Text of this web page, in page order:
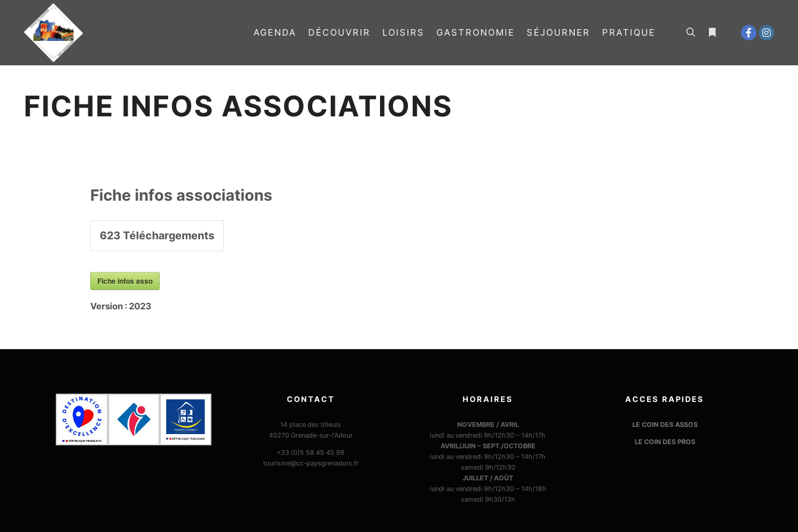
contenu
AGENDA DÉCOUVRIR LOISIRS GASTRONOMIE SÉJOURNER PRATIQUE
FICHE INFOS ASSOCIATIONS
Fiche infos associations
623 Téléchargements
Fiche infos asso
Version : 2023
CONTACT
14 place des tilleuls
40270 Grenade-sur-l’Adour
+33 (0)5 58 45 45 98
tourisme@cc-paysgrenadois.fr
HORAIRES
NOVEMBRE / AVRIL
lundi au vendredi 9h/12h30 – 14h/17h
AVRIL/JUIN – SEPT./OCTOBRE
lundi au vendredi 9h/12h30 – 14h/17h
samedi 9h/12h30
JUILLET / AOÛT
lundi au vendredi 9h/12h30 – 14h/18h
samedi 9h30/13h
ACCES RAPIDES
LE COIN DES ASSOS
LE COIN DES PROS